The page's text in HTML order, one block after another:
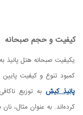
کیفیت و حجم صبحانه
‌یکیفیت صبحانه هتل پانیذ
کمبود تنوع و کیفیت
پانیذ کیش به توزیع
کرده‌اند. به عنوان مثال،